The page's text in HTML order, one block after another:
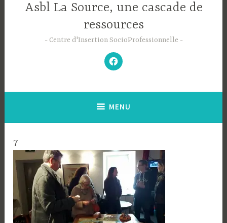
Asbl La Source, une cascade de
ressources
Centre d'Insertion SocioProfessionnelle
–
N’hésitez
pas
à
;-)
MENU
7